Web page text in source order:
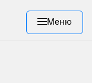
Меню